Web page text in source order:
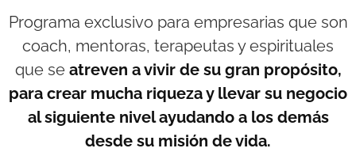
Programa exclusivo para empresarias que son
coach, mentoras, terapeutas y espirituales
que se atreven a vivir de su gran propósito,
para crear mucha riqueza y llevar su negocio
al siguiente nivel ayudando a los demás
desde su misión de vida.